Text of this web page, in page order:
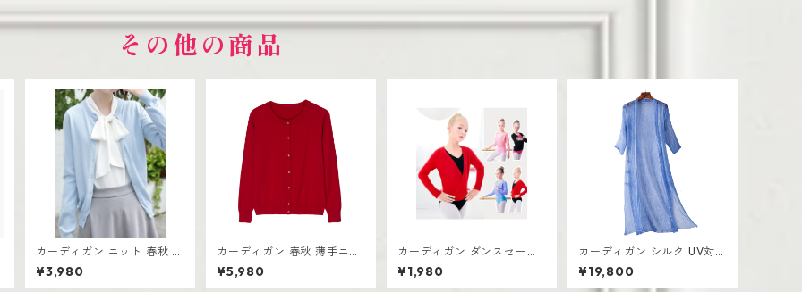
その他の商品
カーディガン ニット 春秋 薄
手 ラウンドネック トップコ
ットン
¥3,980
カーディガン 春秋 薄手ニッ
ト ショートセーター アウタ
ーウェア ショールトップ
¥5,980
カーディガン ダンスセータ
ー 春秋 ウォームジャケット
練習スーツ 子供用 スモール
¥1,980
カーディガン シルク UV対策
薄手 コートロングショール
¥19,800